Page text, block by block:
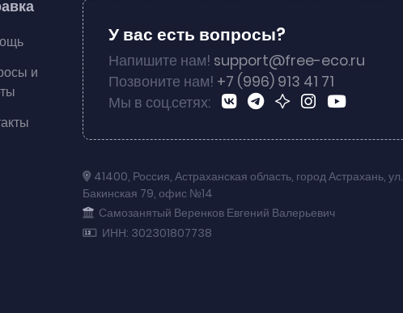
и
У вас есть вопросы?
Напишите нам! support@free-eco.ru
Позвоните нам! +7 (996) 913 41 71
Мы в соц.сетях:
41400, Россия, Астраханская область, город Астрахань, ул.
Бакинская 79, офис №14
Самозанятый Веренков Евгений Валерьевич
ИНН: 302301807738